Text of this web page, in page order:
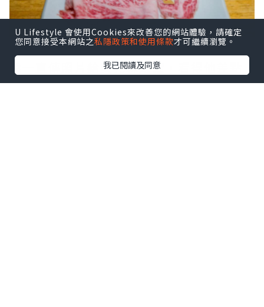
還一直傳照片給吳先森炫耀，看得他差點
氣瘋😂
U Lifestyle 會使用Cookies來改善您的網站體驗，請確定
您同意接受本網站之私隱政策和使用條款才可繼續瀏覽。
我已閱讀及同意